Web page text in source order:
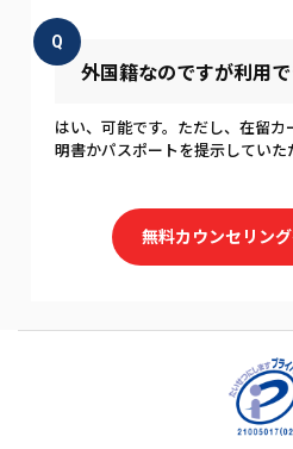
Q
外国籍なのですが利用
はい、可能です。ただし、在留
明書かパスポートを提示していた
無料カウンセリン